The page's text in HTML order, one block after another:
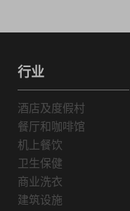
行业
酒店及度假村
餐厅和咖啡馆
机上餐饮
卫生保健
商业洗衣
建筑设施